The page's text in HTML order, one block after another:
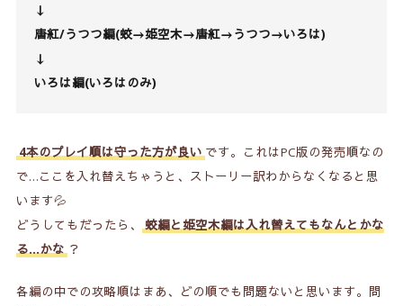
↓
唐紅/うつつ編(蛟→姫空木→唐紅→うつつ→いろは)
↓
いろは編(いろはのみ)
4本のプレイ順は守った方が良いです。これはPC版の発売順なの
で…ここを入れ替えちゃうと、ストーリー訳わからなくなると思
います💦
どうしてもだったら、
蛟編と姫空木編は入れ替えてもなんとかな
る…かな？
各編の中での攻略順はまあ、どの順でも問題ないと思います。問